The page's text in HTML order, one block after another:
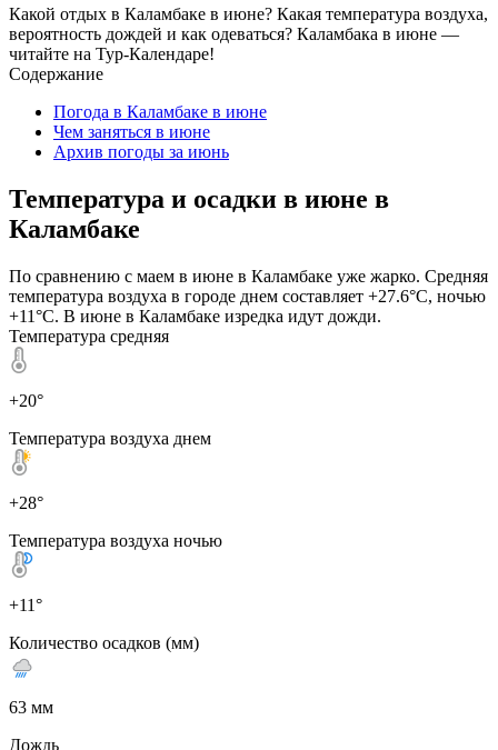
Какой отдых в Каламбаке в июне? Какая температура воздуха,
вероятность дождей и как одеваться? Каламбака в июне —
читайте на Тур-Календаре!
Содержание
Погода в Каламбаке в июне
Чем заняться в июне
Архив погоды за июнь
Температура и осадки в июне в
Каламбаке
По сравнению с маем в июне в Каламбаке уже жарко. Средняя
температура воздуха в городе днем составляет +27.6°C, ночью
+11°C. В июне в Каламбаке изредка идут дожди.
Температура средняя
+20°
Температура воздуха днем
+28°
Температура воздуха ночью
+11°
Количество осадков (мм)
63 мм
Дождь